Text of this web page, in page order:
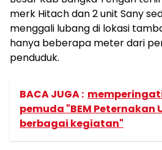
merk Hitach dan 2 unit Sany
menggali lubang di lokasi
hanya beberapa meter dari
penduduk.
BACA JUGA :
pemuda "BEM Peternakan
berbagai kegiatan"